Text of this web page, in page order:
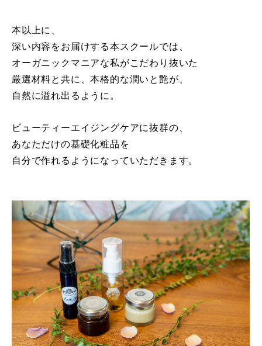
本以上に、
深い内容をお届けする本スクールでは、
オーガニックマニアな私がこだわり抜いた
厳選材料と共に、本格的な潤いと艶が、
自然に溢れ出るように。
ビューティーエイジングケアに抜群の、
あなただけの基礎化粧品を
自分で作れるようになっていただきます。